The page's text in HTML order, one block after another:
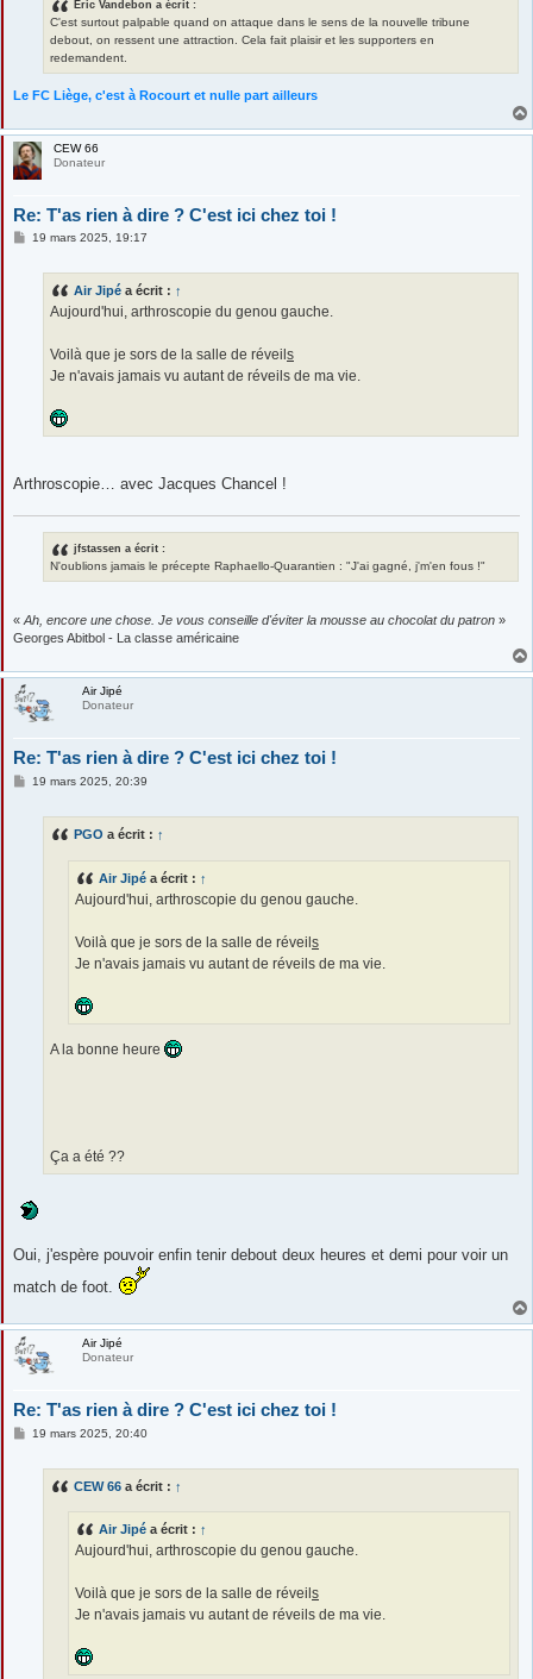
Éric Vandebon a écrit :
C'est surtout palpable quand on attaque dans le sens de la nouvelle tribune
debout, on ressent une attraction. Cela fait plaisir et les supporters en
redemandent.
Le FC Liège, c'est à Rocourt et nulle part ailleurs
CEW 66
Donateur
Re: T'as rien à dire ? C'est ici chez toi !
M19 mars 2025, 19:17
Air Jipé a écrit : ↑
Aujourd'hui, arthroscopie du genou gauche.
Voilà que je sors de la salle de réveil s
Je n'avais jamais vu autant de réveils de ma vie.
Arthroscopie… avec Jacques Chancel !
jfstassen a écrit :
N'oublions jamais le précepte Raphaello-Quarantien : "J'ai gagné, j'm'en fous !"
« Ah, encore une chose. Je vous conseille d'éviter la mousse au chocolat du patron »
Georges Abitbol - La classe américaine
Air Jipé
Donateur
Re: T'as rien à dire ? C'est ici chez toi !
M19 mars 2025, 20:39
PGO a écrit : ↑
Air Jipé a écrit : ↑
Aujourd'hui, arthroscopie du genou gauche.
Voilà que je sors de la salle de réveils
Je n'avais jamais vu autant de réveils de ma vie.
A la bonne heure
Ça a été ??
Oui, j'espère pouvoir enfin tenir debout deux heures et demi pour voir un
match de foot.
Air Jipé
Donateur
Re: T'as rien à dire ? C'est ici chez toi !
M19 mars 2025, 20:40
CEW 66 a écrit : ↑
Air Jipé a écrit : ↑
Aujourd'hui, arthroscopie du genou gauche.
Voilà que je sors de la salle de réveil s
Je n'avais jamais vu autant de réveils de ma vie.